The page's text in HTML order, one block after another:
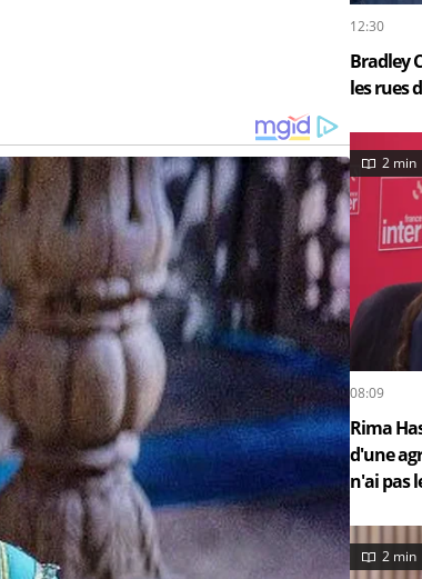
12:30
Bradley
les rues
2 min
08:09
Rima
d'une
n'ai pas
2 min